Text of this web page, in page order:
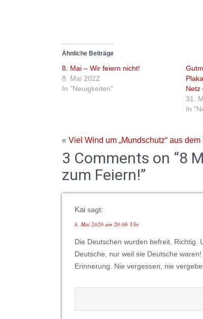
Ähnliche Beiträge
8. Mai – Wir feiern nicht!
8. Mai 2022
In "Neuigkeiten"
Netz
31.
In
« Viel Wind um „Mundschutz“ aus
3 Comments on “8
zum Feiern!”
Kai sagt:
8. Mai 2020 um 20:06 Uhr
Die Deutschen wurden befreit. Richtig.
Deutsche, nur weil sie Deutsche
Erinnerung. Nie vergessen, nie